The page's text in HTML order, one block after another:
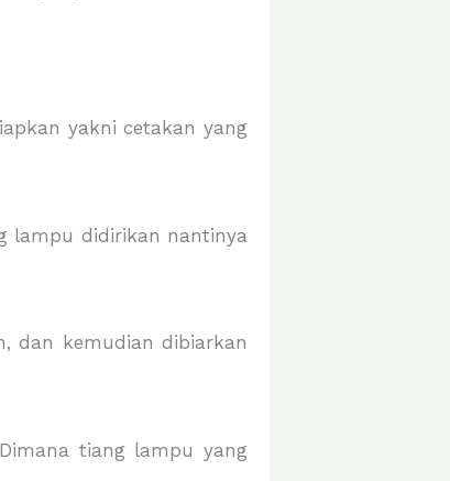
yakni cetakan yang
lampu didirikan nantinya
dan kemudian dibiarkan
tiang lampu yang